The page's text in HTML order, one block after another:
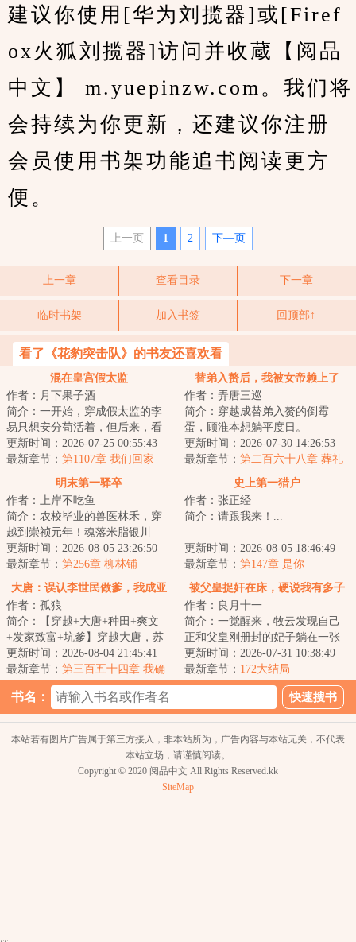
建议你使用[华为刘揽器]或[Firef
ox火狐刘揽器]访问并收蔵【阅品
中文】 m.yuepinzw.com。我们将
会持续为你更新，还建议你注册
会员使用书架功能追书阅读更方
便。
上一页 1 2 下—页
上一章 查看目录 下一章
临时书架 加入书签 回顶部↑
看了《花豹突击队》的书友还喜欢看
混在皇宫假太监
作者：月下果子酒
简介：一开始，穿成假太监的李
易只想安分苟活着，但后来，看
着高贵雍容的皇后，李易心思变
了。“江山你坐...
更新时间：2026-07-25 00:55:43
最新章节： 第1107章 我们回家
替弟入赘后，我被女帝赖上了
作者：弄唐三巡
简介：穿越成替弟入赘的倒霉
蛋，顾淮本想躺平度日。
&lt;br/&gt;可二哥拿了他的计策献
给女帝后，竟一路高...
更新时间：2026-07-30 14:26:53
最新章节： 第二百六十八章 葬礼
上的不速之客
明末第一驿卒
作者：上岸不吃鱼
简介：农校毕业的兽医林禾，穿
越到崇祯元年！魂落米脂银川
驿，成了最低微的驿站小卒。朝
堂崩坏，流民遍地...
更新时间：2026-08-05 23:26:50
最新章节： 第256章 柳林铺
史上第一猎户
作者：张正经
简介：请跟我来！...
更新时间：2026-08-05 18:46:49
最新章节： 第147章 是你
大唐：误认李世民做爹，我成亚
作者：孤狼
简介：【穿越+大唐+种田+爽文
+发家致富+坑爹】穿越大唐，苏
哲只想逍遥躺平。谁知，一个自
称“老李”的中...
更新时间：2026-08-04 21:45:41
最新章节： 第三百五十四章 我确
实看不起你！
被父皇捉奸在床，硬说我有多子
多福系统
作者：良月十一
简介：一觉醒来，牧云发现自己
正和父皇刚册封的妃子躺在一张
床上，殿外传来的是他父皇愤怒
的咆哮声，怎么...
更新时间：2026-07-31 10:38:49
最新章节： 172大结局
书名：
本站若有图片广告属于第三方接入，非本站所为，广告内容与本站无关，不代表
本站立场，请谨慎阅读。
Copyright © 2020 阅品中文 All Rights Reserved.kk
SiteMap